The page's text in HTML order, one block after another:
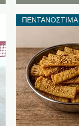
ΠΕΝΤΑΝΟΣΤΙΜΑ